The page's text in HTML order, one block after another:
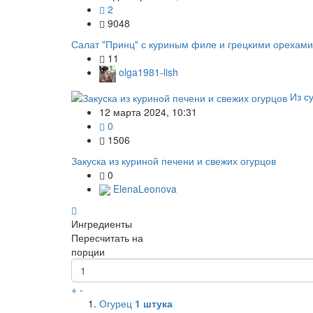
2
9048
Салат "Принц" с куриным филе и грецкими орехами
11
olga1981-lish
Из
12 марта 2024, 10:31
0
1506
Закуска из куриной печени и свежих огурцов
0
ElenaLeonova
Ингредиенты
Пересчитать на
порции
+ -
Огурец 1 штука